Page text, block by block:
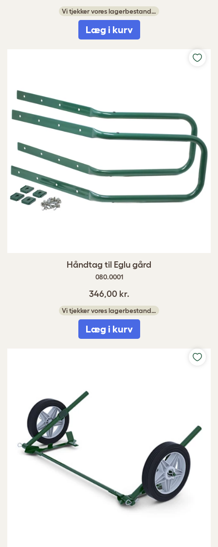
Vi tjekker vores lagerbestand…
Læg i kurv
Håndtag til Eglu gård
080.0001
346,00 kr.
Vi tjekker vores lagerbestand…
Læg i kurv